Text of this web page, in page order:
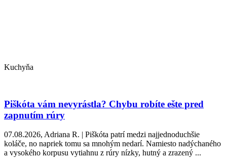
Kuchyňa
Piškóta vám nevyrástla? Chybu robíte ešte pred
zapnutím rúry
07.08.2026, Adriana R. | Piškóta patrí medzi najjednoduchšie
koláče, no napriek tomu sa mnohým nedarí. Namiesto nadýchaného
a vysokého korpusu vytiahnu z rúry nízky, hutný a zrazený ...